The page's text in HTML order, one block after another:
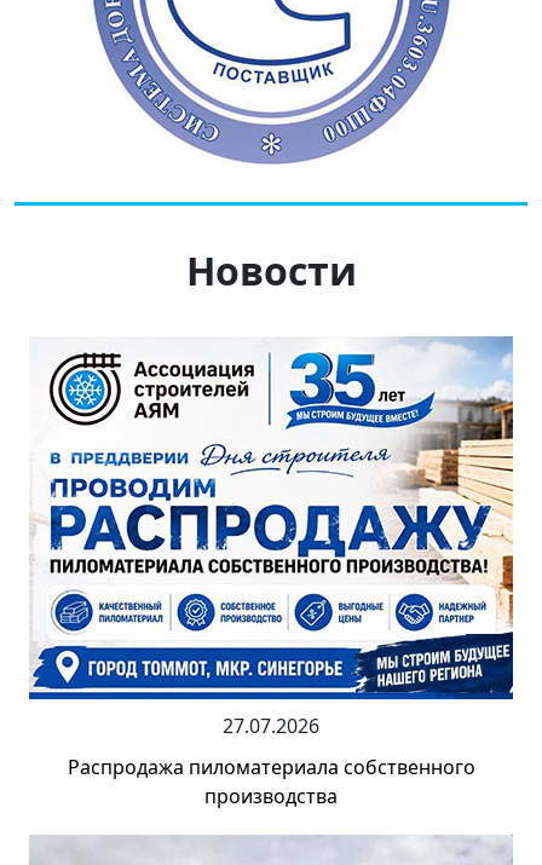
Новости
27.07.2026
Распродажа пиломатериала собственного
производства